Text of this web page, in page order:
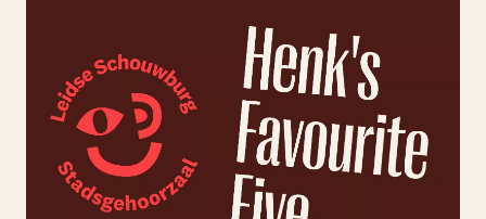
Skip navigatie